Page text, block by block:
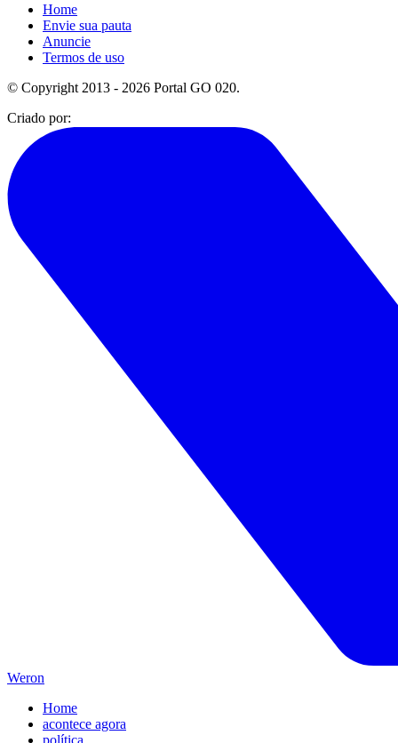
Home
Envie sua pauta
Anuncie
Termos de uso
© Copyright 2013 - 2026 Portal GO 020.
Criado por:
Weron
Home
acontece agora
política